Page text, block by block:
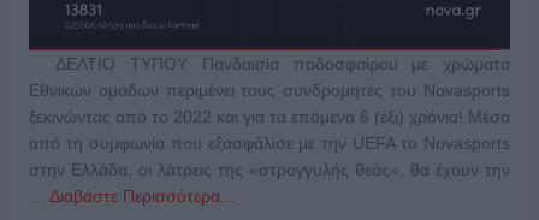
ΔΕΛΤΙΟ ΤΥΠΟΥ Πανδαισία ποδοσφαίρου με χρώματα
Εθνικών ομάδων περιμένει τους συνδρομητές του Novasports
ξεκινώντας από το 2022 και για τα επόμενα 6 (έξι) χρόνια! Μέσα
από τη συμφωνία που εξασφάλισε με την UEFA το Novasports
στην Ελλάδα, οι λάτρεις της «στρογγυλής θεάς», θα έχουν την
… Διαβάστε Περισσότερα...